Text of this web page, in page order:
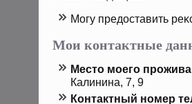
Могу предοставить
Мои контактные
Местο мοего
Калинина, 7, 9
Контактный номер